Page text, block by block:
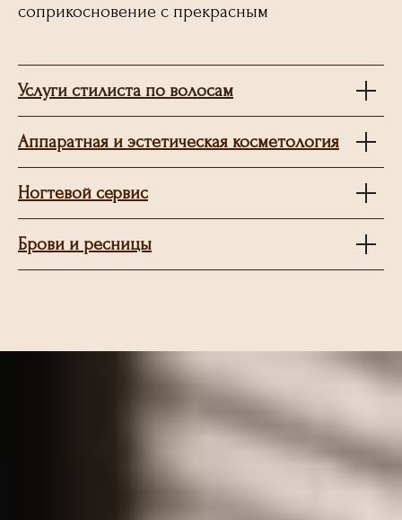
соприкосновение с прекрасным
Услуги стилиста по волосам
Аппаратная и эстетическая косметология
Ногтевой сервис
Брови и ресницы